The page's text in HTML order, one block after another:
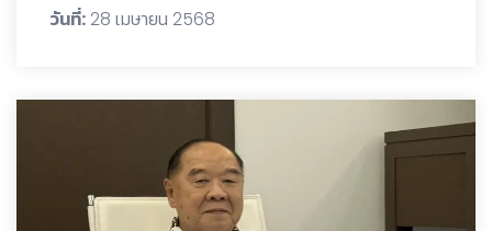
วันที่: 28 เมษายน 2568